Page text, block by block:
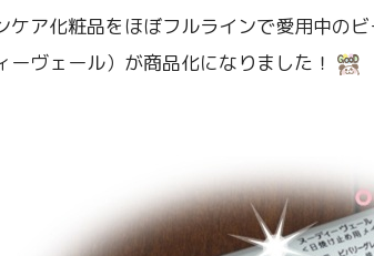
ケア化粧品をほぼフルラインで愛用中の
ーヴェール）が商品化になりました！